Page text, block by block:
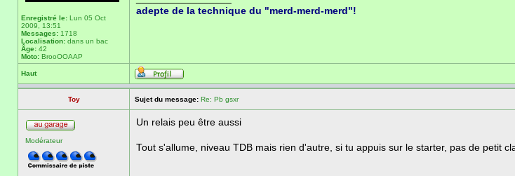
Enregistré le: Lun 05 Oct
2009, 13:51
Messages: 1718
Localisation: dans un bac
Âge: 42
Moto: BrooOOAAP
adepte de la technique du "merd-merd-merd"!
Haut
Toy Sujet du message: Re: Pb gsxr
Modérateur
Un relais peu être aussi
Tout s'allume, niveau TDB mais rien d'autre, si tu appuis sur le starter, pas de petit